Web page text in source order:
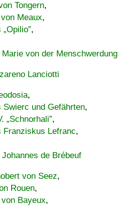
Tongern,
Meaux,
,
Marie von der Menschwerdung
Lanciotti
,
Swierc und Gefährten,
„Schnorhali”,
Franziskus Lefranc,
Johannes de Brébeuf
von Seez,
Rouen,
Bayeux,